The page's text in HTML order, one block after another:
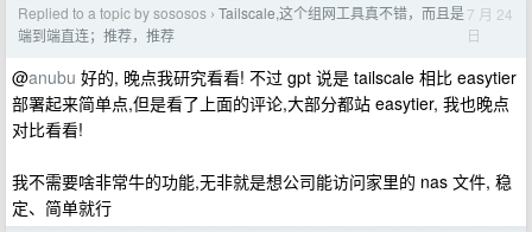
Replied to a topic by sososos › Tailscale,这个组网工具真不错，而且是
端到端直连；推荐，推荐
7 月 24
日
@anubu 好的, 晚点我研究看看! 不过 gpt 说是 tailscale 相比 easytier
部署起来简单点,但是看了上面的评论,大部分都站 easytier, 我也晚点
对比看看!
我不需要啥非常牛的功能,无非就是想公司能访问家里的 nas 文件, 稳
定、简单就行